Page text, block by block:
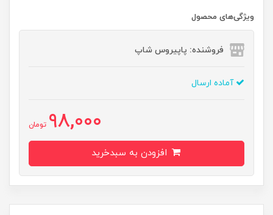
ویژگی‌های محصول
فروشنده: پاپیروس شاپ
آماده ارسال
98,000 تومان